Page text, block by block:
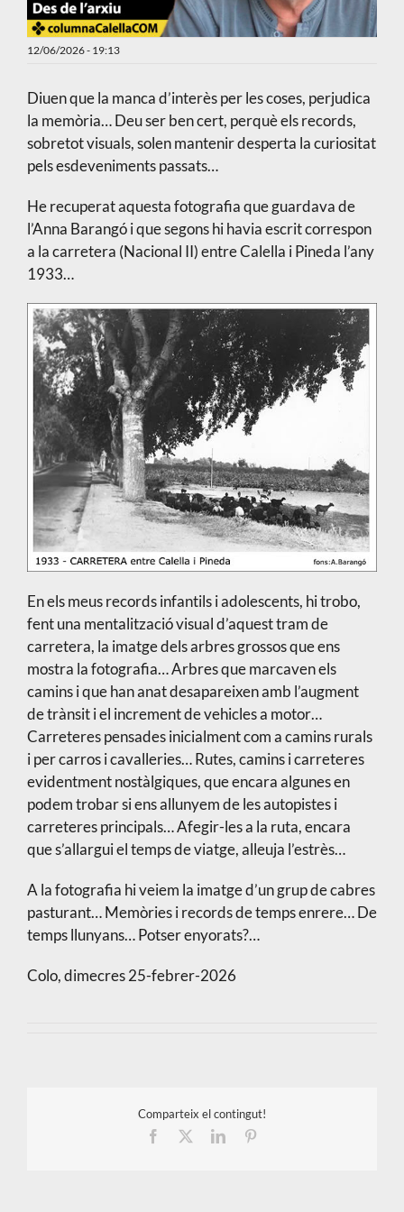
12/06/2026 - 19:13
Diuen que la manca d’interès per les coses, perjudica
la memòria… Deu ser ben cert, perquè els records,
sobretot visuals, solen mantenir desperta la curiositat
pels esdeveniments passats…
He recuperat aquesta fotografia que guardava de
l’Anna Barangó i que segons hi havia escrit correspon
a la carretera (Nacional II) entre Calella i Pineda l’any
1933…
En els meus records infantils i adolescents, hi trobo,
fent una mentalització visual d’aquest tram de
carretera, la imatge dels arbres grossos que ens
mostra la fotografia… Arbres que marcaven els
camins i que han anat desapareixen amb l’augment
de trànsit i el increment de vehicles a motor…
Carreteres pensades inicialment com a camins rurals
i per carros i cavalleries… Rutes, camins i carreteres
evidentment nostàlgiques, que encara algunes en
podem trobar si ens allunyem de les autopistes i
carreteres principals… Afegir-les a la ruta, encara
que s’allargui el temps de viatge, alleuja l’estrès…
A la fotografia hi veiem la imatge d’un grup de cabres
pasturant… Memòries i records de temps enrere… De
temps llunyans… Potser enyorats?…
Colo, dimecres 25-febrer-2026
Comparteix el contingut!
Facebook
LinkedIn